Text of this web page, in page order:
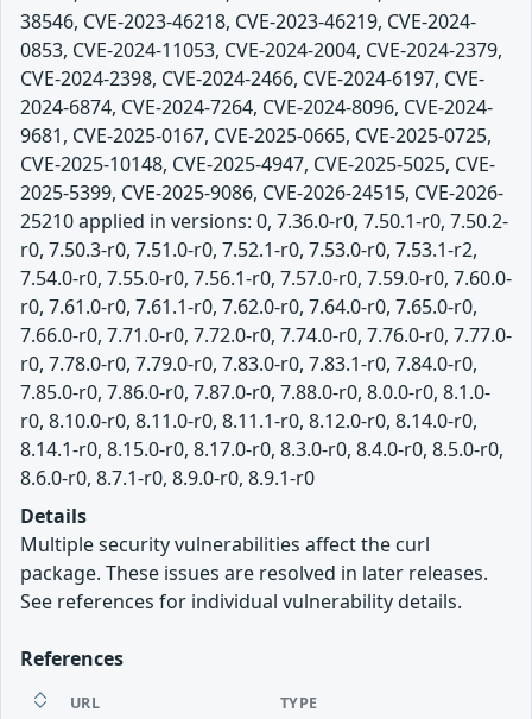
38546, CVE-2023-46218, CVE-2023-46219, CVE-2024-
0853, CVE-2024-11053, CVE-2024-2004, CVE-2024-2379,
CVE-2024-2398, CVE-2024-2466, CVE-2024-6197, CVE-
2024-6874, CVE-2024-7264, CVE-2024-8096, CVE-2024-
9681, CVE-2025-0167, CVE-2025-0665, CVE-2025-0725,
CVE-2025-10148, CVE-2025-4947, CVE-2025-5025, CVE-
2025-5399, CVE-2025-9086, CVE-2026-24515, CVE-2026-
25210 applied in versions: 0, 7.36.0-r0, 7.50.1-r0, 7.50.2-
r0, 7.50.3-r0, 7.51.0-r0, 7.52.1-r0, 7.53.0-r0, 7.53.1-r2,
7.54.0-r0, 7.55.0-r0, 7.56.1-r0, 7.57.0-r0, 7.59.0-r0, 7.60.0-
r0, 7.61.0-r0, 7.61.1-r0, 7.62.0-r0, 7.64.0-r0, 7.65.0-r0,
7.66.0-r0, 7.71.0-r0, 7.72.0-r0, 7.74.0-r0, 7.76.0-r0, 7.77.0-
r0, 7.78.0-r0, 7.79.0-r0, 7.83.0-r0, 7.83.1-r0, 7.84.0-r0,
7.85.0-r0, 7.86.0-r0, 7.87.0-r0, 7.88.0-r0, 8.0.0-r0, 8.1.0-
r0, 8.10.0-r0, 8.11.0-r0, 8.11.1-r0, 8.12.0-r0, 8.14.0-r0,
8.14.1-r0, 8.15.0-r0, 8.17.0-r0, 8.3.0-r0, 8.4.0-r0, 8.5.0-r0,
8.6.0-r0, 8.7.1-r0, 8.9.0-r0, 8.9.1-r0
Details
Multiple security vulnerabilities affect the curl
package. These issues are resolved in later releases.
See references for individual vulnerability details.
References
URL TYPE